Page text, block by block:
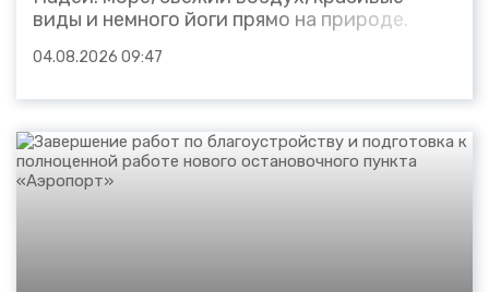
виды и немного йоги прямо на природе.
дня, когда не нужно уезжать далеко, чтобы
августа, отправляемся...
04.08.2026 09:47